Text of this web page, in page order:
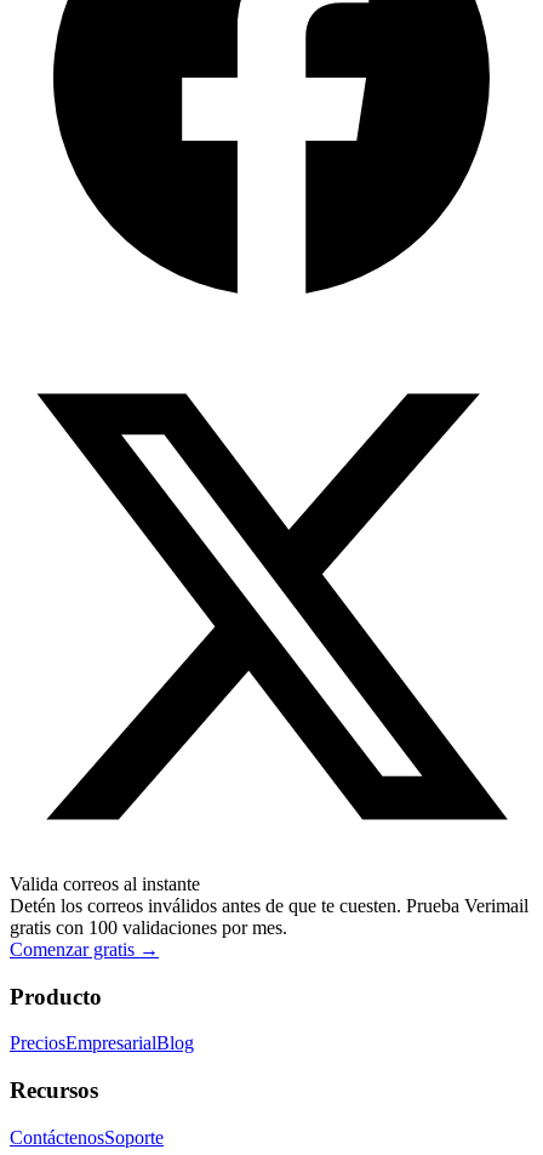
Valida correos al instante
Detén los correos inválidos antes de que te cuesten. Prueba Verimail
gratis con 100 validaciones por mes.
Comenzar gratis →
Producto
PreciosEmpresarialBlog
Recursos
ContáctenosSoporte